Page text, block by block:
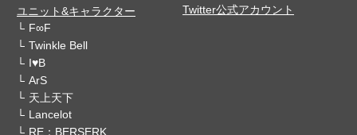
ユニット&キャラクター
F∞F
Twinkle Bell
I♥B
ArS
天上天下
Lancelot
RE：BERSERK
Twitter公式アカウント